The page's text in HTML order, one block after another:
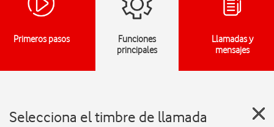
Primeros pasos
Funciones
principales
Llamadas y
mensajes
Selecciona el timbre de llamada